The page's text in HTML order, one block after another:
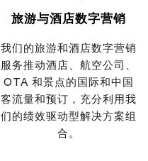
旅游与酒店数字营销
我们的旅游和酒店数字营销
服务推动酒店、航空公司、
OTA 和景点的国际和中国
客流量和预订，充分利用我
们的绩效驱动型解决方案组
合。